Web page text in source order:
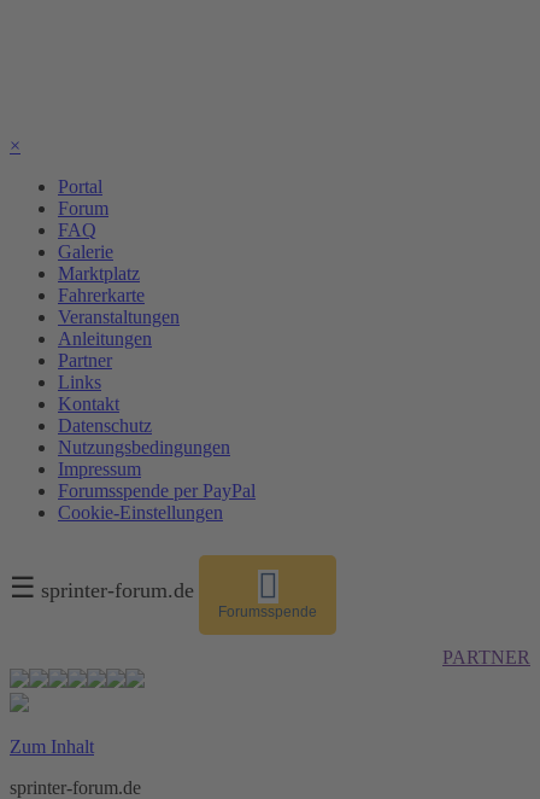
×
Portal
Forum
FAQ
Galerie
Marktplatz
Fahrerkarte
Veranstaltungen
Anleitungen
Partner
Links
Kontakt
Datenschutz
Nutzungsbedingungen
Impressum
Forumsspende per PayPal
Cookie-Einstellungen
☰ sprinter-forum.de
Forumsspende
PARTNER
Zum Inhalt
sprinter-forum.de